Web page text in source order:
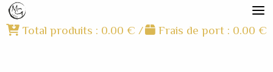
Total produits : 0.00 € Frais de port : 0.00 €